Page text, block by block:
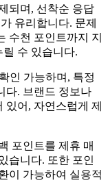
되며, 선착순 응답
유리합니다. 문제
수천 포인트까지 지
수 있습니다.
인 가능하며, 특정
다. 브랜드 정보나
어, 자연스럽게 제
포인트를 제휴 매
습니다. 또한 포인
이 가능하여 실용적